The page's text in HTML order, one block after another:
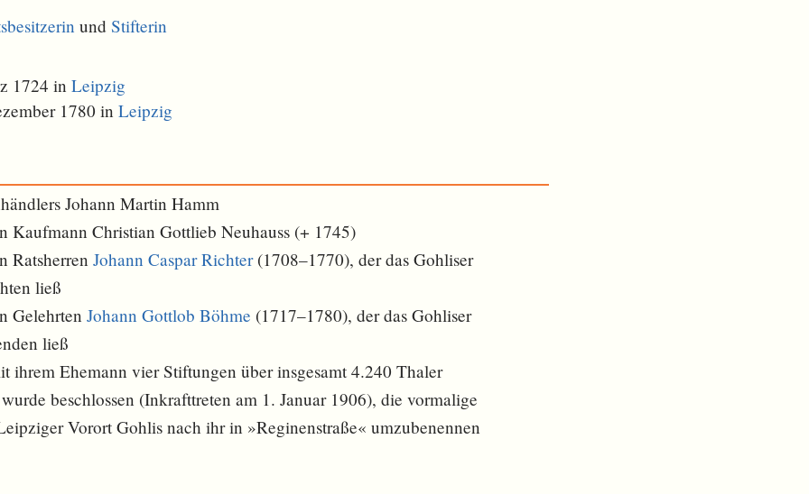
und Stifterin
1724 in Leipzig
1780 in Leipzig
Johann Martin Hamm
Kaufmann Christian Gottlieb Neuhauss (+ 1745)
RatsherrenJohann Caspar Richter(1708–1770), der das Gohliser
ließ
GelehrtenJohann Gottlob Böhme (1717–1780), der das Gohliser
ließ
ihrem Ehemann vier Stiftungen über insgesamt 4.240 Thaler
beschlossen (Inkrafttreten am 1. Januar 1906), die vormalige
Vorort Gohlis nach ihr in »Reginenstraße« umzubenennen